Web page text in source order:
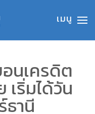
นเครดิต
เริ่มได้วัน
านี